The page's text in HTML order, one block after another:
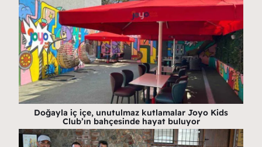
Doğayla iç içe, unutulmaz kutlamalar Joyo Kids
Club’ın bahçesinde hayat buluyor